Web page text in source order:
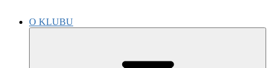
O KLUBU